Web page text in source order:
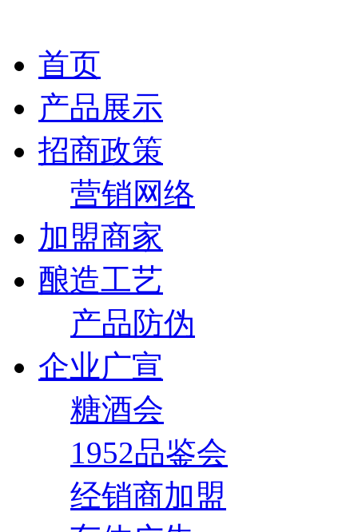
首页
产品展示
招商政策
营销网络
加盟商家
酿造工艺
产品防伪
企业广宣
糖酒会
1952品鉴会
经销商加盟